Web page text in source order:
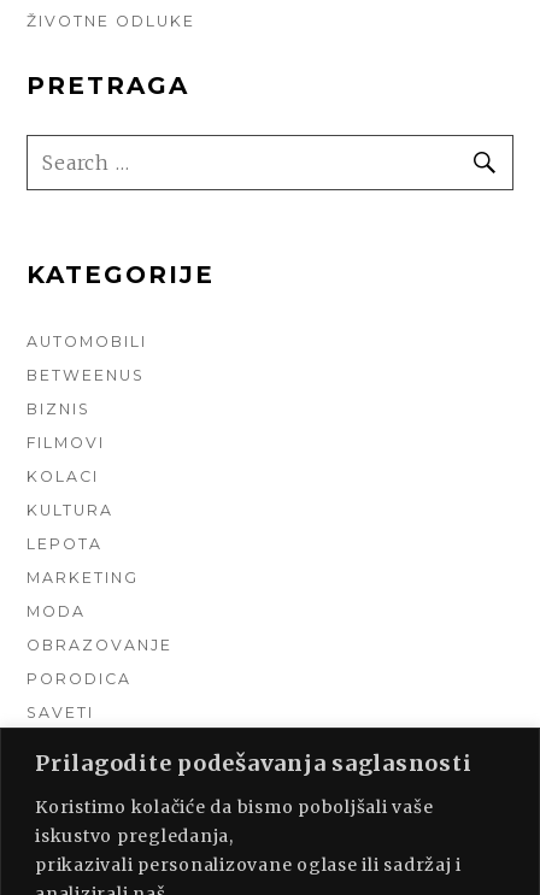
Prilagodite podešavanja saglasnosti
Koristimo kolačiće da bismo poboljšali vaše
iskustvo pregledanja,
prikazivali personalizovane oglase ili sadržaj i
ŽIVOTNE ODLUKE
PRETRAGA
SEARCH
FOR:
KATEGORIJE
AUTOMOBILI
BETWEENUS
BIZNIS
FILMOVI
KOLACI
KULTURA
LEPOTA
MARKETING
MODA
OBRAZOVANJE
PORODICA
SAVETI
TURIZAM
UNCATEGORIZED
URADI SAM
UREĐENJE DOMA